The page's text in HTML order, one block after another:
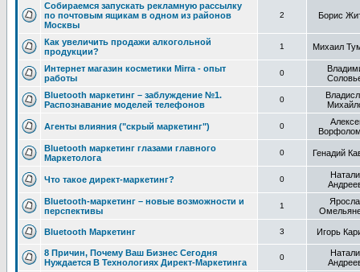
Собираемся запускать рекламную рассылку
по почтовым ящикам в одном из районов
Москвы
2 Борис
Как увеличить продажи алкогольной
продукции?
1 Михаил
Интернет магазин косметики Mirra - опыт
работы
0
Bluetooth маркетинг – заблуждение №1.
Распознавание моделей телефонов
0
Агенты влияния ("скрый маркетинг") 0
Bluetooth маркетинг глазами главного
Маркетолога
0 Генадий
Что такое директ-маркетинг? 0
Bluetooth-маркетинг – новые возможности и
перспективы
1
Bluetooth Маркетинг 3 Игорь
8 Причин, Почему Ваш Бизнес Сегодня
Нуждается В Технологиях Директ-Маркетинга
0